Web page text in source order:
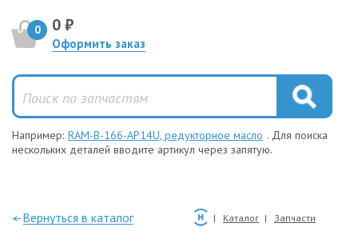
0 0 ₽
Оформить заказ
Например: RAM-B-166-AP14U, редукторное масло . Для поиска
нескольких деталей вводите артикул через запятую.
—Вернуться в каталог Каталог Запчасти